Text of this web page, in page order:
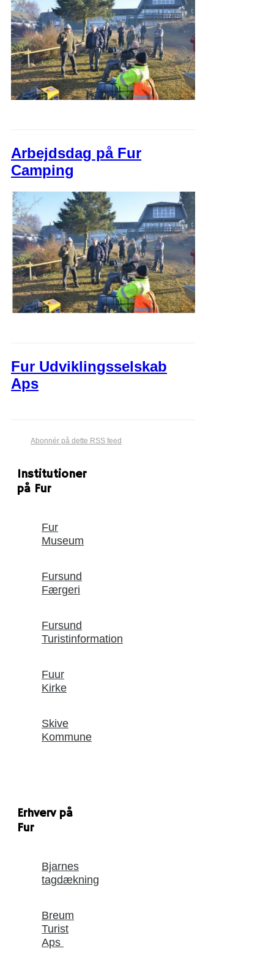
Arbejdsdag på Fur
Camping
Fur Udviklingsselskab
Aps
Abonnér på dette RSS feed
Institutioner
på Fur
Fur
Museum
Fursund
Færgeri
Fursund
Turistinformation
Fuur
Kirke
Skive
Kommune
Erhverv på
Fur
Bjarnes
tagdækning
Breum
Turist
Aps